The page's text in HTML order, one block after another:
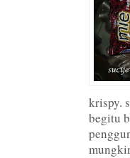
krispy.
begitu